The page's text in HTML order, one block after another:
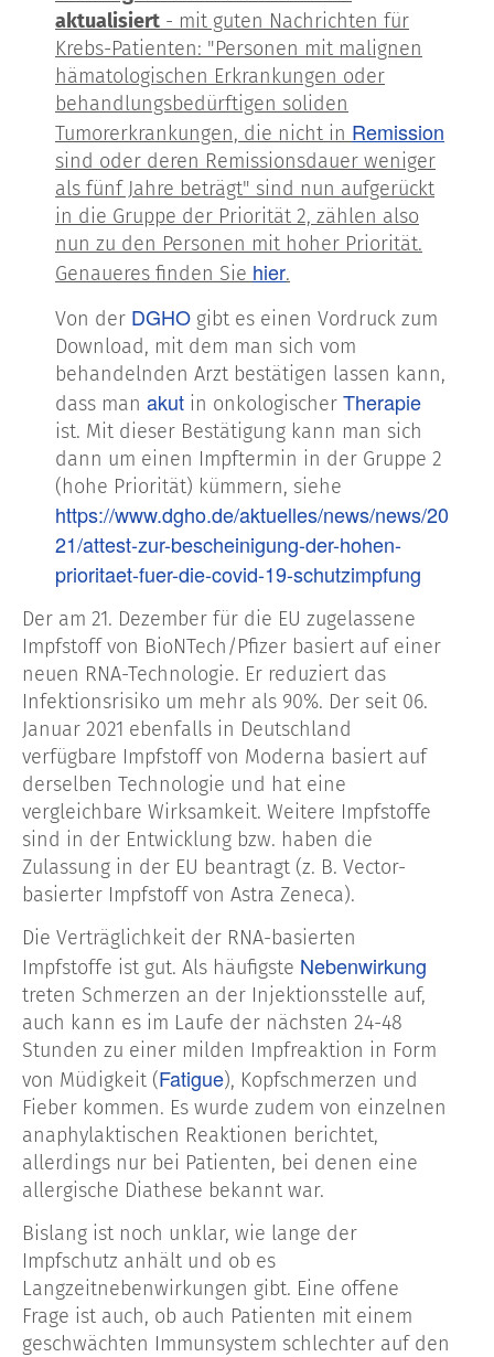
aktualisiert - mit guten Nachrichten für
Krebs-Patienten: "Personen mit malignen
hämatologischen Erkrankungen oder
behandlungsbedürftigen soliden
Tumorerkrankungen, die nicht in Remission
sind oder deren Remissionsdauer weniger
als fünf Jahre beträgt" sind nun aufgerückt
in die Gruppe der Priorität 2, zählen also
nun zu den Personen mit hoher Priorität.
Genaueres finden Sie hier.
Von der DGHO gibt es einen Vordruck zum
Download, mit dem man sich vom
behandelnden Arzt bestätigen lassen kann,
dass man akut in onkologischer Therapie
ist. Mit dieser Bestätigung kann man sich
dann um einen Impftermin in der Gruppe 2
(hohe Priorität) kümmern, siehe
https://www.dgho.de/aktuelles/news/news/20
21/attest-zur-bescheinigung-der-hohen-
prioritaet-fuer-die-covid-19-schutzimpfung
Der am 21. Dezember für die EU zugelassene
Impfstoff von BioNTech/Pfizer basiert auf einer
neuen RNA-Technologie. Er reduziert das
Infektionsrisiko um mehr als 90%. Der seit 06.
Januar 2021 ebenfalls in Deutschland
verfügbare Impfstoff von Moderna basiert auf
derselben Technologie und hat eine
vergleichbare Wirksamkeit. Weitere Impfstoffe
sind in der Entwicklung bzw. haben die
Zulassung in der EU beantragt (z. B. Vector-
basierter Impfstoff von Astra Zeneca).
Die Verträglichkeit der RNA-basierten
Impfstoffe ist gut. Als häufigste Nebenwirkung
treten Schmerzen an der Injektionsstelle auf,
auch kann es im Laufe der nächsten 24-48
Stunden zu einer milden Impfreaktion in Form
von Müdigkeit (Fatigue), Kopfschmerzen und
Fieber kommen. Es wurde zudem von einzelnen
anaphylaktischen Reaktionen berichtet,
allerdings nur bei Patienten, bei denen eine
allergische Diathese bekannt war.
Bislang ist noch unklar, wie lange der
Impfschutz anhält und ob es
Langzeitnebenwirkungen gibt. Eine offene
Frage ist auch, ob auch Patienten mit einem
geschwächten Immunsystem schlechter auf den